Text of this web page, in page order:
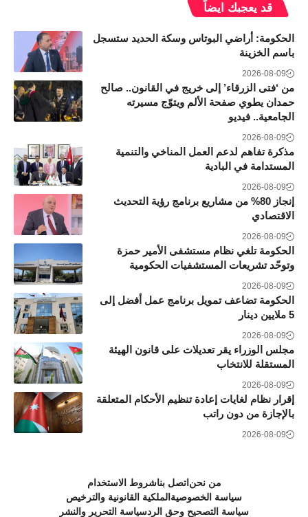
قد يعجبك ايضاً
الحكومة: أراضي البوتاس وسكة الحديد ستسجل
باسم الخزينة
2026-08-09
من ‘فتى الزرقاء’ إلى خريج في القانون.. صالح
حمدان يطوي صفحة الألم ويتوّج مسيرته
الجامعية.. فيديو
2026-08-09
مذكرة تفاهم لدعم العمل المناخي والتنمية
المستدامة في البادية
2026-08-09
إنجاز 80% من مشاريع برنامج رؤية التحديث
الاقتصادي
2026-08-09
الحكومة تلغي نظام مستشفى الأمير حمزة
وتوحّد تشريعات المستشفيات الحكومية
2026-08-09
الحكومة تضاعف تمويل برنامج عمل أفضل إلى
5 ملايين دينار
2026-08-09
مجلس الوزراء يقر تعديلات على قانون الهيئة
المستقلة للانتخاب
2026-08-09
إقرار نظام لغايات إعادة تنظيم الأحكام المتعلقة
بالإجازة من دون راتب
2026-08-09
من نحن اتصل بناشروط الاستخدام
سياسة الخصوصية الملكية القانونية والترخيص
سياسة التصحيح وحق الردسياسة التحرير والنشر